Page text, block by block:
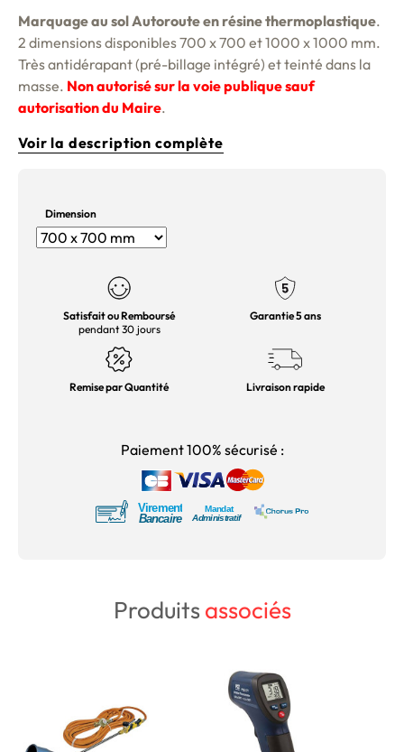
Marquage au sol Autoroute en résine thermoplastique.
2 dimensions disponibles 700 x 700 et 1000 x 1000 mm.
Très antidérapant (pré-billage intégré) et teinté dans la
masse. Non autorisé sur la voie publique sauf
autorisation du Maire.
Voir la description complète
Dimension
Satisfait ou Remboursé
pendant 30 jours
Garantie 5 ans
Remise par Quantité Livraison rapide
Paiement 100% sécurisé :
Produitsassociés